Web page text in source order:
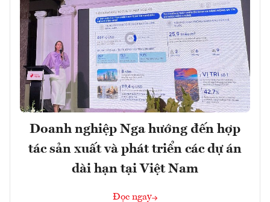
Doanh nghiệp Nga hướng đến hợp
tác sản xuất và phát triển các dự án
dài hạn tại Việt Nam
Đọc ngay